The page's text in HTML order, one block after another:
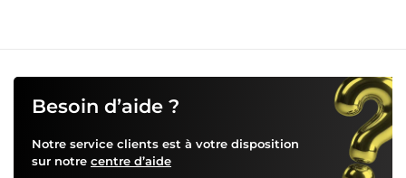
Besoin d’aide ?
Notre service clients est à votre disposition
sur notre centre d’aide